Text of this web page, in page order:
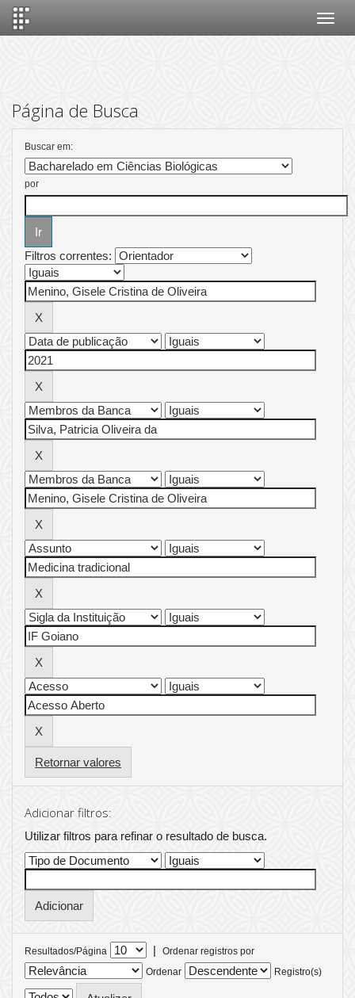
Página de Busca
Buscar em:
por
Filtros correntes:
Retornar valores
Adicionar filtros:
Utilizar filtros para refinar o resultado de busca.
Resultados/Página |
Ordenar registros por
Ordenar
Registro(s)